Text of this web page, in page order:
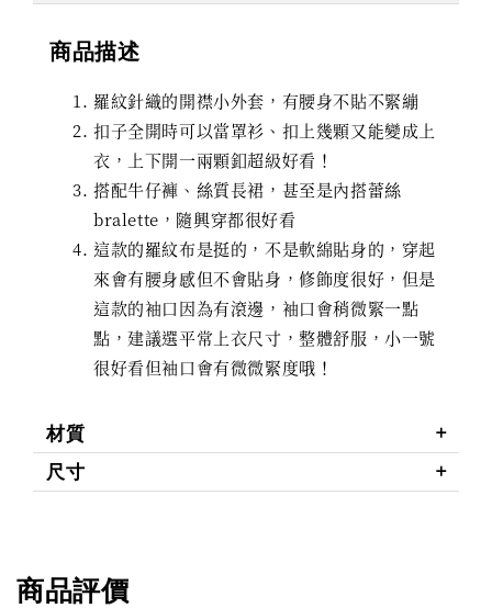
商品描述
羅紋針織的開襟小外套，有腰身不貼不緊繃
扣子全開時可以當罩衫、扣上幾顆又能變成上
衣，上下開一兩顆釦超級好看！
搭配牛仔褲、絲質長裙，甚至是內搭蕾絲
bralette，隨興穿都很好看
這款的羅紋布是挺的，不是軟綿貼身的，穿起
來會有腰身感但不會貼身，修飾度很好，但是
這款的袖口因為有滾邊，袖口會稍微緊一點
點，建議選平常上衣尺寸，整體舒服，小一號
很好看但袖口會有微微緊度哦！
材質
尺寸
商品評價